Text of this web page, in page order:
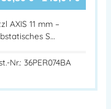
AXIS 11 mm –
S…
Nr.: 36PER074BA